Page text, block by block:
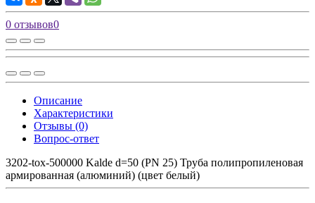
0 отзывов0
Описание
Характеристики
Отзывы (0)
Вопрос-ответ
3202-tox-500000 Kalde d=50 (PN 25) Труба полипропиленовая
армированная (алюминий) (цвет белый)